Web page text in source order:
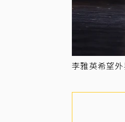
李雅英希望